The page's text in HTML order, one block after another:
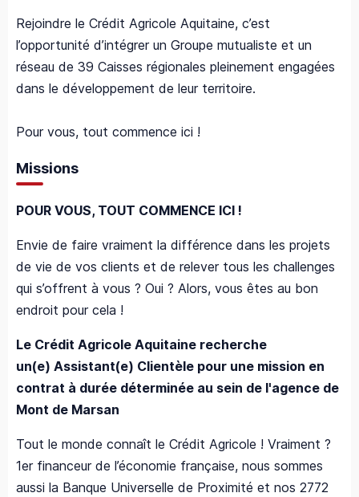
Rejoindre le Crédit Agricole Aquitaine, c’est
l’opportunité d’intégrer un Groupe mutualiste et un
réseau de 39 Caisses régionales pleinement engagées
dans le développement de leur territoire.
Pour vous, tout commence ici !
Missions
POUR VOUS, TOUT COMMENCE ICI !
Envie de faire vraiment la différence dans les projets
de vie de vos clients et de relever tous les challenges
qui s’offrent à vous ? Oui ? Alors, vous êtes au bon
endroit pour cela !
Le Crédit Agricole Aquitaine recherche
un(e) Assistant(e) Clientèle pour une mission en
contrat à durée déterminée au sein de l'agence de
Mont de Marsan
Tout le monde connaît le Crédit Agricole ! Vraiment ?
1er financeur de l’économie française, nous sommes
aussi la Banque Universelle de Proximité et nos 2772